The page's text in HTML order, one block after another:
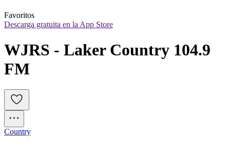
Favoritos
Descarga gratuita en la App Store
WJRS - Laker Country 104.9
FM
Country